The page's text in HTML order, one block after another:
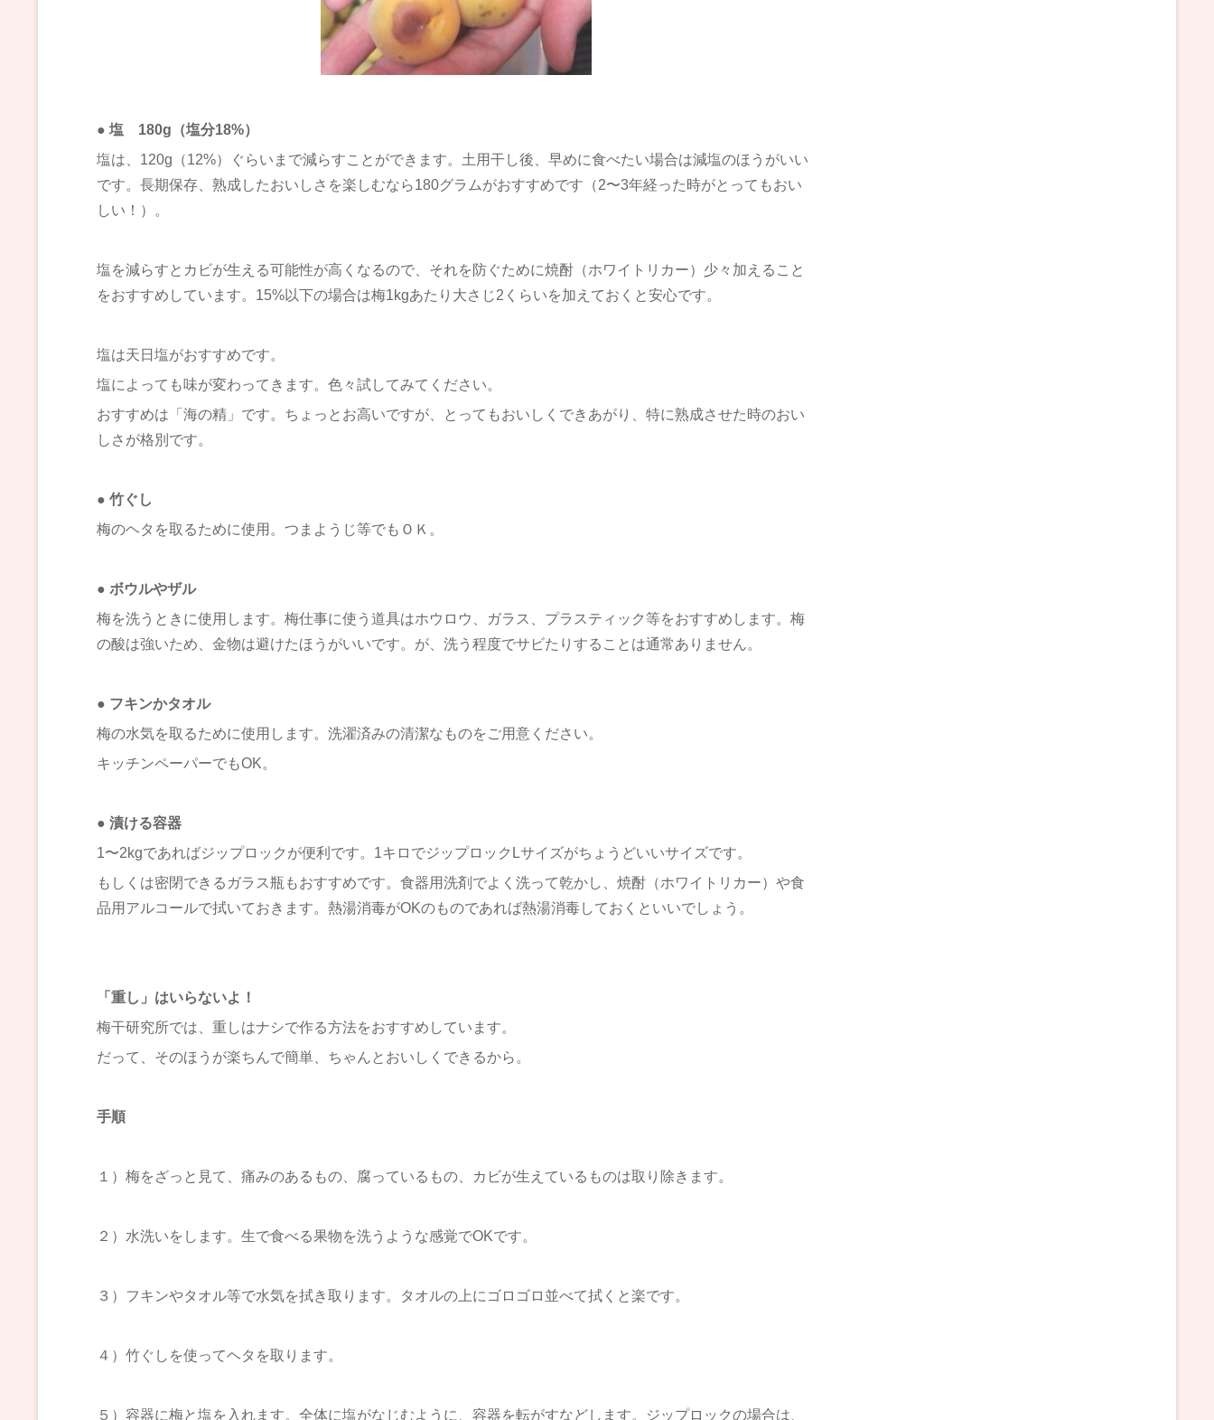
● 塩 180g（塩分18%）
塩は、120g（12%）ぐらいまで減らすことができます。土用干し後、早めに食べたい場合は減塩のほうがいい
です。長期保存、熟成したおいしさを楽しむなら180グラムがおすすめです（2〜3年経った時がとってもおい
しい！）。
塩を減らすとカビが生える可能性が高くなるので、それを防ぐために焼酎（ホワイトリカー）少々加えること
をおすすめしています。15%以下の場合は梅1kgあたり大さじ2くらいを加えておくと安心です。
塩は天日塩がおすすめです。
塩によっても味が変わってきます。色々試してみてください。
おすすめは「海の精」です。ちょっとお高いですが、とってもおいしくできあがり、特に熟成させた時のおい
しさが格別です。
● 竹ぐし
梅のヘタを取るために使用。つまようじ等でもＯＫ。
● ボウルやザル
梅を洗うときに使用します。梅仕事に使う道具はホウロウ、ガラス、プラスティック等をおすすめします。梅
の酸は強いため、金物は避けたほうがいいです。が、洗う程度でサビたりすることは通常ありません。
● フキンかタオル
梅の水気を取るために使用します。洗濯済みの清潔なものをご用意ください。
キッチンペーパーでもOK。
● 漬ける容器
1〜2kgであればジップロックが便利です。1キロでジップロックLサイズがちょうどいいサイズです。
もしくは密閉できるガラス瓶もおすすめです。食器用洗剤でよく洗って乾かし、焼酎（ホワイトリカー）や食
品用アルコールで拭いておきます。熱湯消毒がOKのものであれば熱湯消毒しておくといいでしょう。
「重し」はいらないよ！
梅干研究所では、重しはナシで作る方法をおすすめしています。
だって、そのほうが楽ちんで簡単、ちゃんとおいしくできるから。
手順
１）梅をざっと見て、痛みのあるもの、腐っているもの、カビが生えているものは取り除きます。
２）水洗いをします。生で食べる果物を洗うような感覚でOKです。
３）フキンやタオル等で水気を拭き取ります。タオルの上にゴロゴロ並べて拭くと楽です。
４）竹ぐしを使ってヘタを取ります。
５）容器に梅と塩を入れます。全体に塩がなじむように、容器を転がすなどします。ジップロックの場合は、